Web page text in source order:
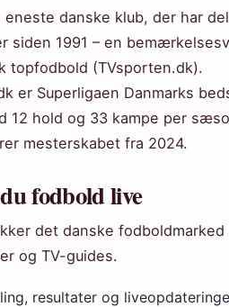
eneste danske klub, der har
siden 1991 – en
topfodbold (TVsporten.dk).
er Superligaen Danmarks
12 hold og 33 kampe per
mesterskabet fra 2024.
fodbold live
det danske fodboldmarked
og TV-guides.
resultater og